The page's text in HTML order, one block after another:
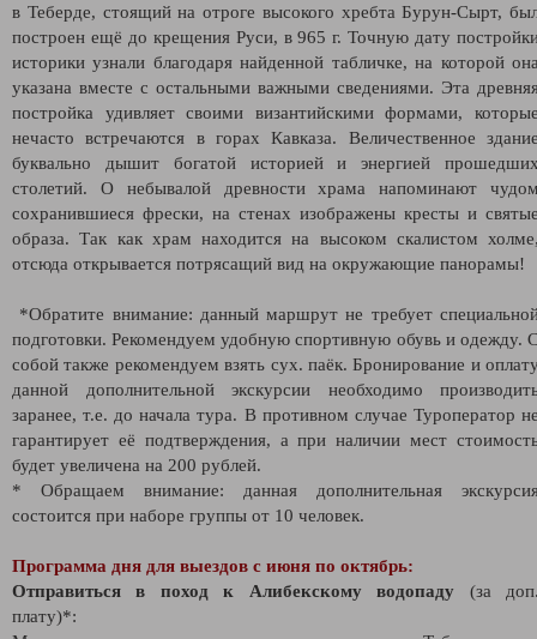
в Теберде, стоящий на отроге высокого хребта Бурун-Сырт,
построен ещё до крещения Руси, в 965 г. Точную дату
историки узнали благодаря найденной табличке, на которой
указана вместе с остальными важными сведениями. Эта
постройка удивляет своими византийскими формами,
нечасто встречаются в горах Кавказа. Величественное
буквально дышит богатой историей и энергией
столетий. О небывалой древности храма напоминают
сохранившиеся фрески, на стенах изображены кресты и
образа. Так как храм находится на высоком скалистом
отсюда открывается потрясащий вид на окружающие панорамы!
*Обратите внимание: данный маршрут не требует
подготовки. Рекомендуем удобную спортивную обувь и одежду.
собой также рекомендуем взять сух. паёк. Бронирование и
данной дополнительной экскурсии необходимо
заранее, т.е. до начала тура. В противном случае Туроператор
гарантирует её подтверждения, а при наличии мест
будет увеличена на 200 рублей.
* Обращаем внимание: данная дополнительная
состоится при наборе группы от 10 человек.
Программа дня для выездов с июня по октябрь:
Отправиться в поход к Алибекскому водопаду (за
плату)*: